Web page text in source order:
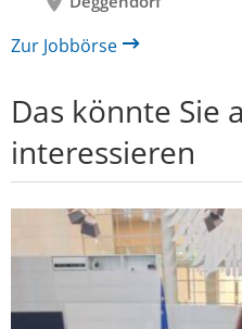
Zur Jobbörse
Das könnte Sie
interessieren